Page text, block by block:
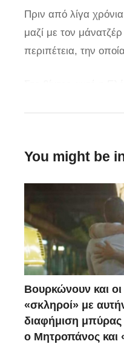
Πριν από λίγα
μαζί με τον
περιπέτεια, την
της Ντέμι Λοβάτο
σταμάτησε το
You might be
Βουρκώνουν και οι
«σκληροί» με
διαφήμιση μπύρας
ο Μητροπάνος και